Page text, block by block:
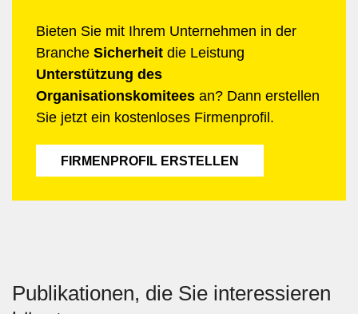
Bieten Sie mit Ihrem Unternehmen in der
Branche Sicherheit die Leistung
Unterstützung des
Organisationskomitees an? Dann erstellen
Sie jetzt ein kostenloses Firmenprofil.
FIRMENPROFIL ERSTELLEN
Publikationen, die Sie interessieren